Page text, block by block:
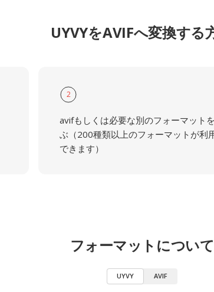
UYVYをAVIFへ変換する
2
avifもしくは必要な別のフォーマット
ぶ（200種類以上のフォーマットが利
できます）
フォーマットについて
UYVY AVIF